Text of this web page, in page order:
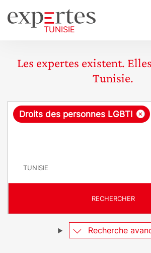
Les expertes existent.
Tunisie.
R
ê
e
×
Droits des personnes LGBTI
RECHERCHER
Recherche